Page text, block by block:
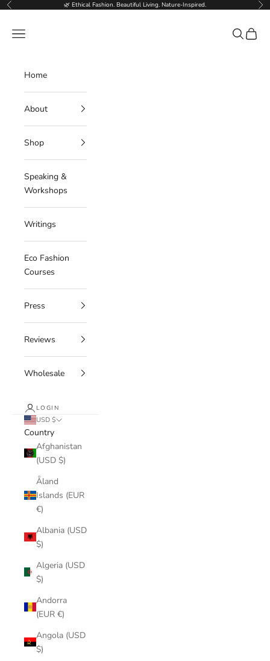
Skip to content
Previous 🌿 Ethical Fashion. Beautiful Living. Nature-Inspired.
Navigation menu Search
Cart
Home
About
Shop
Speaking &
Workshops
Writings
Eco Fashion
Courses
Press
Reviews
Wholesale
LOGIN
USD $
Country
Afghanistan
(USD $)
Åland
Islands (EUR
€)
Albania (USD
$)
Algeria (USD
$)
Andorra
(EUR €)
Angola (USD
$)